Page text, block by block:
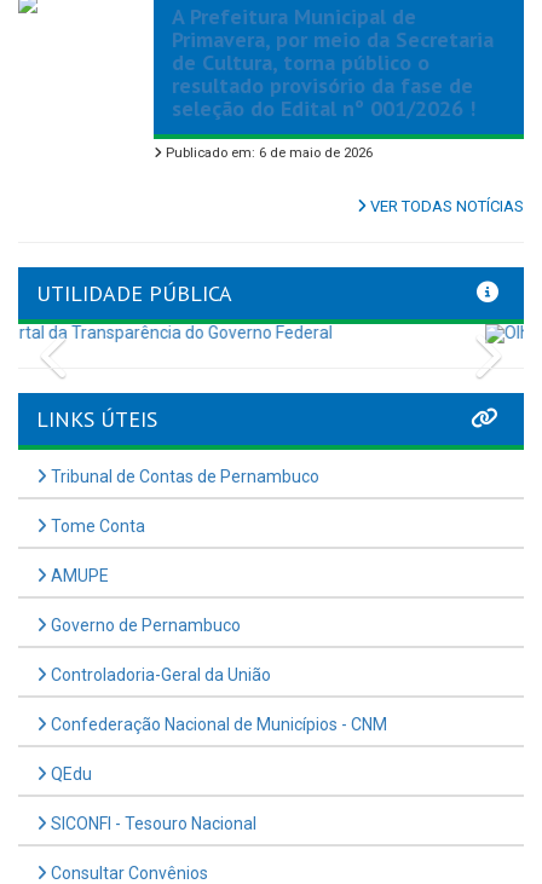
A Prefeitura Municipal de
Primavera, por meio da Secretaria
de Cultura, torna público o
resultado provisório da fase de
seleção do Edital nº 001/2026 !
Publicado em: 6 de maio de 2026
VER TODAS NOTÍCIAS
UTILIDADE PÚBLICA
Previous
LINKS ÚTEIS
Tribunal de Contas de Pernambuco
Tome Conta
AMUPE
Governo de Pernambuco
Controladoria-Geral da União
Confederação Nacional de Municípios - CNM
QEdu
SICONFI - Tesouro Nacional
Consultar Convênios